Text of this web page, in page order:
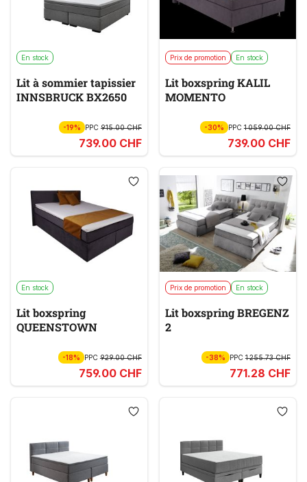
En stock
Lit à sommier tapissier
INNSBRUCK BX2650
-19% PPC 915.00 CHF
739.00 CHF
Prix de promotion En stock
Lit boxspring KALIL
MOMENTO
-30% PPC1 059.00 CHF
739.00 CHF
En stock
Lit boxspring
QUEENSTOWN
-18% PPC 929.00 CHF
759.00 CHF
Prix de promotion En stock
Lit boxspring BREGENZ
2
-38% PPC1 255.73 CHF
771.28 CHF